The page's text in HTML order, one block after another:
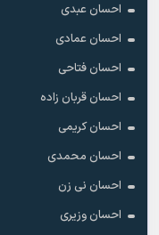
احسان عبدی
احسان عمادی
احسان فتاحی
احسان قربان زاده
احسان کریمی
احسان محمدی
احسان نی زن
احسان وزیری